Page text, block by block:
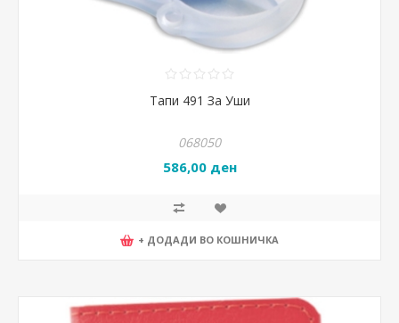
Тапи 491 За Уши
068050
586,00 ден
+ ДОДАДИ ВО КОШНИЧКА